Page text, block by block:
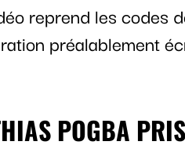
reprend les codes
préalablement
POGBA